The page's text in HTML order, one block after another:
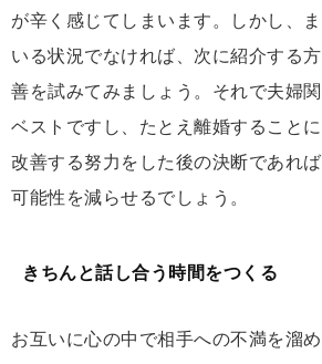
が辛く感じてしまいます。しかし、
いる状況でなければ、次に紹介する
善を試みてみましょう。それで夫婦
ベストですし、たとえ離婚することに
改善する努力をした後の決断であれ
可能性を減らせるでしょう。
きちんと話し合う時間をつくる
お互いに心の中で相手への不満を溜